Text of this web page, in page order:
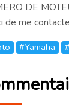
DE
de me
#Yamaha